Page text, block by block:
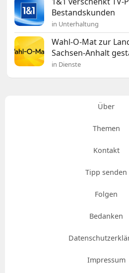
Bestandskunden
in Unterhaltung
Wahl-O-Mat zur
Sachsen-Anhalt
in Dienste
Über
Themen
Kontakt
Tipp senden
Folgen
Bedanken
Impressum